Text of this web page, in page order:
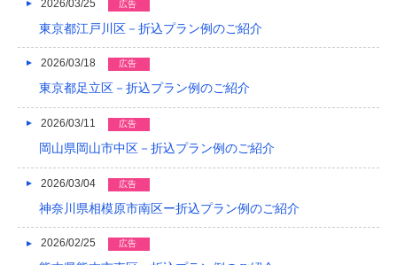
2022/03
2022/02
2022/01
2021/12
2021/11
2026/03/25 広告
東京都江戸川区－折込プラン例のご紹介
2026/03/18 広告
東京都足立区－折込プラン例のご紹介
2026/03/11 広告
岡山県岡山市中区－折込プラン例のご紹介
2026/03/04 広告
神奈川県相模原市南区ー折込プラン例のご紹介
2026/02/25 広告